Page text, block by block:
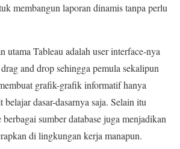
membangun laporan dinamis tanpa perlu
utama Tableau adalah user interface-nya
and drop sehingga pemula sekalipun
grafik-grafik informatif hanya
belajar dasar-dasarnya saja. Selain itu
sumber database juga menjadikan
di lingkungan kerja manapun.